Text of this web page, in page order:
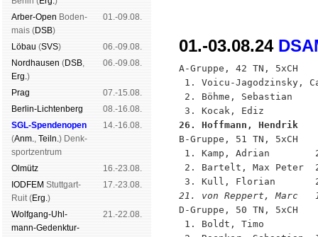
Arber-Open Boden­
mais (DSB)
01.-09.08.
Lö­bau (SVS)
06.-09.08.
Nord­hau­sen (DSB,
Erg.)
06.-09.08.
Prag
07.-15.08.
Berlin-Lich­ten­berg
08.-16.08.
SGL-Spenden­open
(Anm., Teiln.) Denk­
sport­zen­trum
14.-16.08.
Ol­mütz
16.-23.08.
IODFEM Stutt­gart-
Ruit (Erg.)
17.-23.08.
Wolf­gang-Uhl­
mann-Ge­denk­tur­
21.-22.08.
01.-03.08.24
A-Gruppe, 42 TN, 5xCH
1. Voicu-Jagodzinsky,
2. Böhme, Sebastian
26. Hoffmann, Hendrik
B-Gruppe, 51 TN, 5xCH
1. Kamp, Adrian
2. Bartelt, Max Peter
21. von Reppert, Marc
D-Gruppe, 50 TN, 5xCH
1. Boldt, Timo